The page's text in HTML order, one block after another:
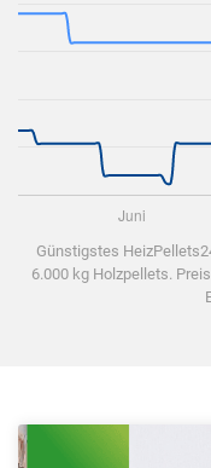
Günstigstes
6.000 kg Holzpellets.